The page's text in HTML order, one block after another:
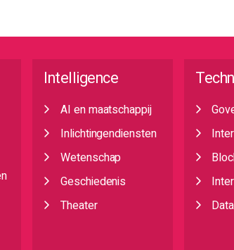
Intelligence
AI en maatschappij
Inlichtingendiensten
Wetenschap
Geschiedenis
Theater